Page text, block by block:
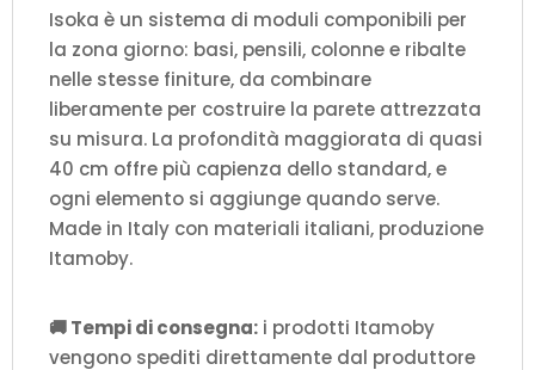
Isoka è un sistema di moduli componibili per
la zona giorno: basi, pensili, colonne e ribalte
nelle stesse finiture, da combinare
liberamente per costruire la parete attrezzata
su misura. La profondità maggiorata di quasi
40 cm offre più capienza dello standard, e
ogni elemento si aggiunge quando serve.
Made in Italy con materiali italiani, produzione
Itamoby.
🚚 Tempi di consegna: i prodotti Itamoby
vengono spediti direttamente dal produttore